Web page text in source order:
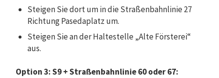
Steigen Sie dort um in die Straßenbahnlinie 27
Richtung Pasedaplatz um.
Steigen Sie an der Haltestelle „Alte Försterei“
aus.
Option 3: S9 + Straßenbahnlinie 60 oder 67: